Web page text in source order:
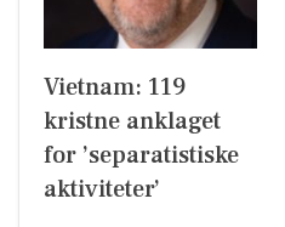
Vietnam: 119
kristne anklaget
for ’separatistiske
aktiviteter’